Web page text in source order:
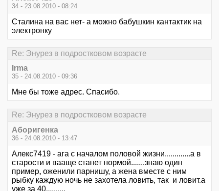
34 - 23.08.2010 - 08:24
Сталина на вас нет- а можно бабушкин кантактик на
электронку
Re: Энурез в подростковом возрасте
Irma
35 - 24.08.2010 - 09:36
Мне бы тоже адрес. Спасибо.
Re: Энурез в подростковом возрасте
Аборигенка
36 - 24.08.2010 - 13:47
Алекс7419 - ага с началом половой жизни.............а в
старости и вааще станет нормой.......знаю один
пример, оженили парнишу, а жена вместе с ним
рыбку каждую ночь не захотела ловить, так и ловит.а
уже за 40..........